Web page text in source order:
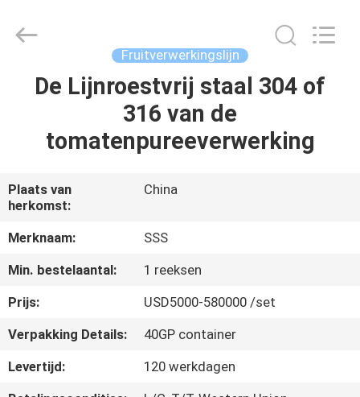
THUIS
PRODUCTEN
VIDEO'S
OVER
ONS
KWALITEITSCONTROLE
Fruitverwerkingslijn
De Lijnroestvrij staal 304 of
316 van de
tomatenpureeverwerking
Plaats van
herkomst:
China
Merknaam:
SSS
Min. bestelaantal:
1 reeksen
Prijs:
USD5000-580000 /set
Verpakking Details:
40GP container
Levertijd:
120 werkdagen